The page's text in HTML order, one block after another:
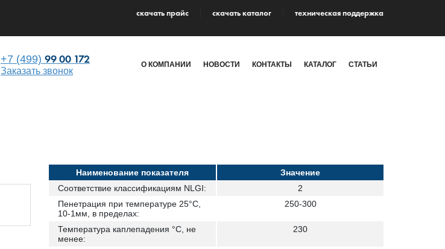
cкачать прайс cкачать каталог техническая поддержка
+7 (499) 99 00 172
Заказать звонок
О КОМПАНИИ НОВОСТИ КОНТАКТЫ КАТАЛОГ СТАТЬИ
Наименование показателя
Значение
Соответствие классификациям NLGI:
2
Пенетрация при температуре 25°С,
10-1мм, в пределах:
250-300
Температура каплепадения °С, не
менее:
230